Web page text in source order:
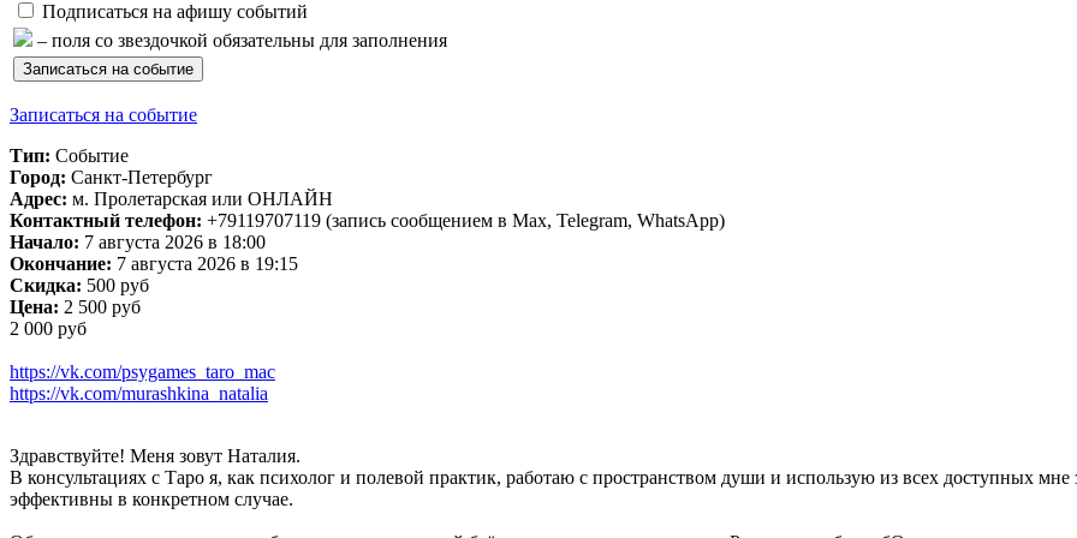
Подписаться на афишу событий
– поля со звездочкой обязательны для заполнения
Записаться на событие
Тип: Событие
Город: Санкт-Петербург
Адрес: м. Пролетарская или ОНЛАЙН
Контактный телефон: +79119707119 (запись сообщением в Max, Telegram, WhatsApp)
Начало: 7 августа 2026 в 18:00
Окончание: 7 августа 2026 в 19:15
Скидка: 500 руб
Цена: 2 500 руб
2 000 руб
https://vk.com/psygames_taro_mac
https://vk.com/murashkina_natalia
Здравствуйте! Меня зовут Наталия.
В консультациях с Таро я, как психолог и полевой практик, работаю с пространством души и использую из всех доступных
эффективны в конкретном случае.